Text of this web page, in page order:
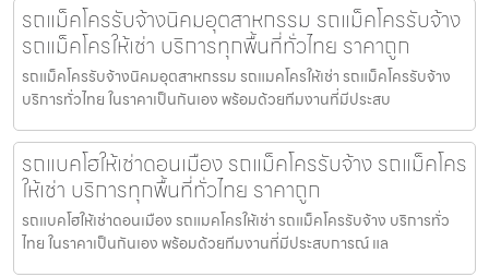
รถแม็คโครรับจ้างนิคมอุตสาหกรรม รถแม็คโครรับจ้าง
รถแม็คโครให้เช่า บริการทุกพื้นที่ทั่วไทย ราคาถูก
รถแม็คโครรับจ้างนิคมอุตสาหกรรม รถแมคโครให้เช่า รถแม็คโครรับจ้าง
บริการทั่วไทย ในราคาเป็นกันเอง พร้อมด้วยทีมงานที่มีประสบ
รถแบคโฮให้เช่าดอนเมือง รถแม็คโครรับจ้าง รถแม็คโคร
ให้เช่า บริการทุกพื้นที่ทั่วไทย ราคาถูก
รถแบคโฮให้เช่าดอนเมือง รถแมคโครให้เช่า รถแม็คโครรับจ้าง บริการทั่ว
ไทย ในราคาเป็นกันเอง พร้อมด้วยทีมงานที่มีประสบการณ์ แล